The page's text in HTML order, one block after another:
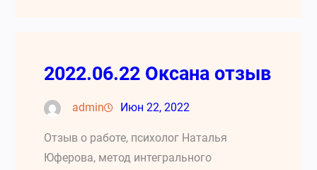
2022.06.22 Оксана отзыв
admin Июн 22, 2022
Отзыв о работе, психолог Наталья
Юферова, метод интегрального